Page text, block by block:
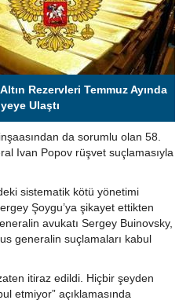
Altın Rezervleri Temmuz Ayında
Ulaştı
da sorumlu olan 58.
Ivan Popov rüşvet suçlamasıyla
sistematik kötü yönetimi
Şoygu’ya şikayet ettikten
avukatı Sergey Buinovsky,
generalin suçlamaları kabul
itiraz edildi. Hiçbir şeyden
etmiyor” açıklamasında